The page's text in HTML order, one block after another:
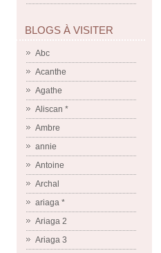
BLOGS À VISITER
Abc
Acanthe
Agathe
Aliscan *
Ambre
annie
Antoine
Archal
ariaga *
Ariaga 2
Ariaga 3